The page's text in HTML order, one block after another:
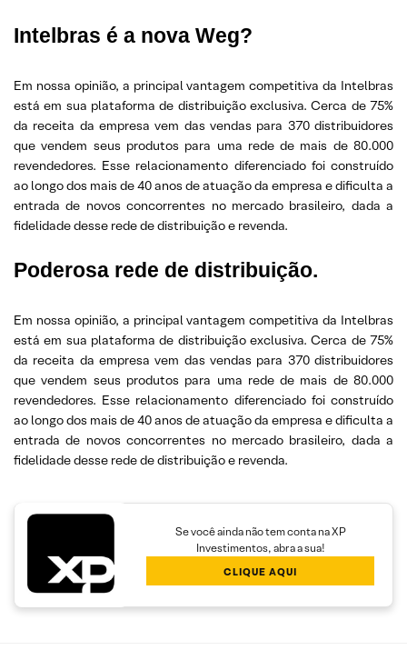
Intelbras é a nova Weg?
Em nossa opinião, a principal vantagem competitiva da Intelbras
está em sua plataforma de distribuição exclusiva. Cerca de 75%
da receita da empresa vem das vendas para 370 distribuidores
que vendem seus produtos para uma rede de mais de 80.000
revendedores. Esse relacionamento diferenciado foi construído
ao longo dos mais de 40 anos de atuação da empresa e dificulta a
entrada de novos concorrentes no mercado brasileiro, dada a
fidelidade desse rede de distribuição e revenda.
Poderosa rede de distribuição.
Em nossa opinião, a principal vantagem competitiva da Intelbras
está em sua plataforma de distribuição exclusiva. Cerca de 75%
da receita da empresa vem das vendas para 370 distribuidores
que vendem seus produtos para uma rede de mais de 80.000
revendedores. Esse relacionamento diferenciado foi construído
ao longo dos mais de 40 anos de atuação da empresa e dificulta a
entrada de novos concorrentes no mercado brasileiro, dada a
fidelidade desse rede de distribuição e revenda.
Se você ainda não tem conta na XP
Investimentos, abra a sua!
CLIQUE AQUI